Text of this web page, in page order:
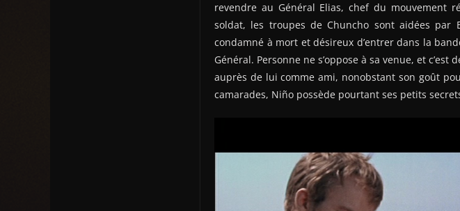
revendre au Général Elias, chef du mouvement
soldat, les troupes de Chuncho sont aidées par
condamné à mort et désireux d’entrer dans la
Général. Personne ne s’oppose à sa venue, et
auprès de lui comme ami, nonobstant son goût
camarades, Niño possède pourtant ses petits